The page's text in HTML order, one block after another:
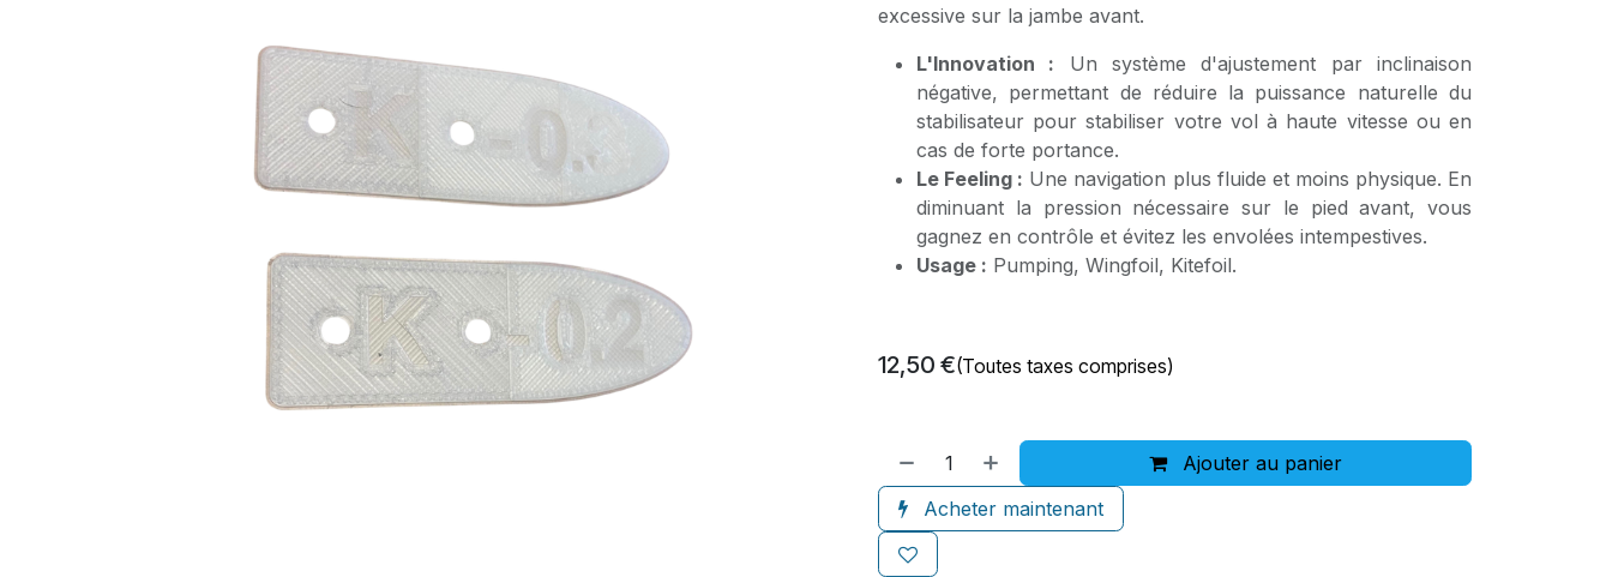
excessive sur la jambe avant.
L'Innovation : Un système d'ajustement par inclinaison
négative, permettant de réduire la puissance naturelle du
stabilisateur pour stabiliser votre vol à haute vitesse ou en
cas de forte portance.
Le Feeling : Une navigation plus fluide et moins physique. En
diminuant la pression nécessaire sur le pied avant, vous
gagnez en contrôle et évitez les envolées intempestives.
Usage : Pumping, Wingfoil, Kitefoil.
12,50 €(Toutes taxes comprises)
Ajouter au panier
Acheter maintenant